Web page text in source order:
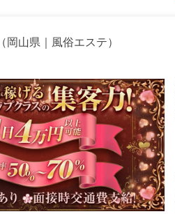
（岡山県｜風俗エステ）